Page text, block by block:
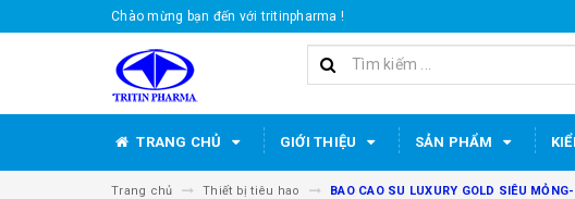
Chào mừng bạn đến với tritinpharma !
TRANG CHỦ GIỚI THIỆU SẢN PHẨM
Trang chủ Thiết bị tiêu hao BAO CAO SU LUXURY GOLD SIÊU